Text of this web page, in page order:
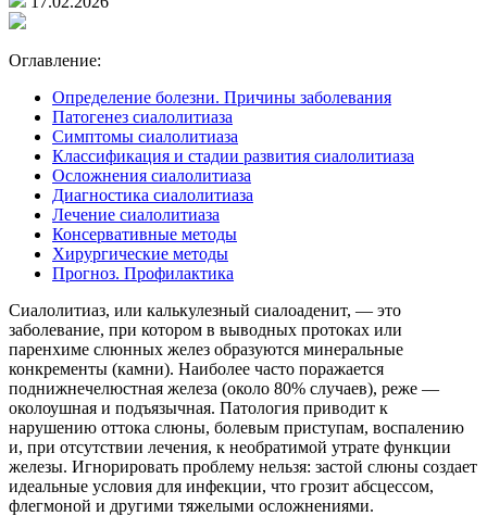
Оглавление:
Определение болезни. Причины заболевания
Патогенез сиалолитиаза
Симптомы сиалолитиаза
Классификация и стадии развития сиалолитиаза
Осложнения сиалолитиаза
Диагностика сиалолитиаза
Лечение сиалолитиаза
Консервативные методы
Хирургические методы
Прогноз. Профилактика
Сиалолитиаз, или калькулезный сиалоаденит, — это
заболевание, при котором в выводных протоках или
паренхиме слюнных желез образуются минеральные
конкременты (камни). Наиболее часто поражается
поднижнечелюстная железа (около 80% случаев), реже —
околоушная и подъязычная. Патология приводит к
нарушению оттока слюны, болевым приступам, воспалению
и, при отсутствии лечения, к необратимой утрате функции
железы. Игнорировать проблему нельзя: застой слюны создает
идеальные условия для инфекции, что грозит абсцессом,
флегмоной и другими тяжелыми осложнениями.